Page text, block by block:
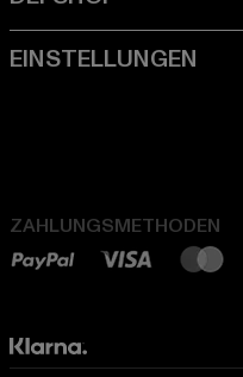
ZAHLUNGSMETHODEN